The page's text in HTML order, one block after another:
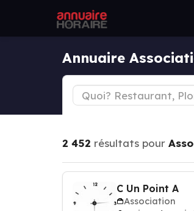
Annuaire
2 452 résultats pour
C Un Point A
Association